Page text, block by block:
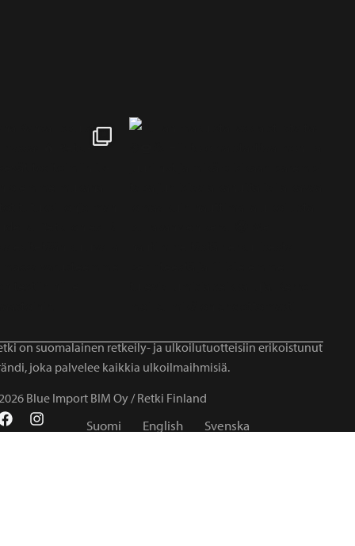
on suomalainen retkeily- ja ulkoilutuotteisiin erikoistunut
joka palvelee kaikkia ulkoilmaihmisiä.
Blue Import BIM Oy / Retki Finland
Suomi English Svenska